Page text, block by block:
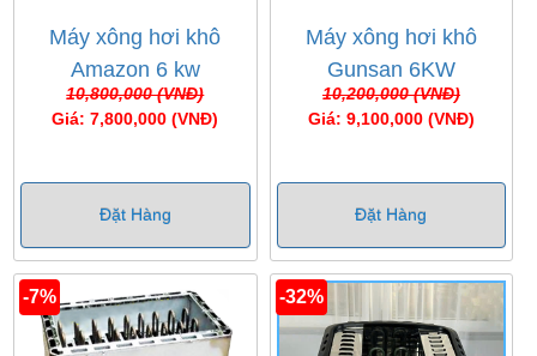
Máy xông hơi khô
Amazon 6 kw
10,800,000 (VNĐ)
Giá: 7,800,000 (VNĐ)
Đặt Hàng
Máy xông hơi khô
Gunsan 6KW
10,200,000 (VNĐ)
Giá: 9,100,000 (VNĐ)
Đặt Hàng
-7% -32%